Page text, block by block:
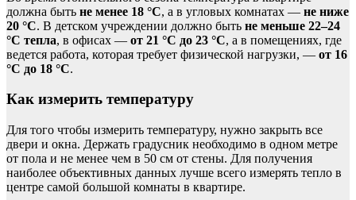
должна быть не менее 18 °С, а в угловых комнатах — не ниже
20 °С. В детском учреждении должно быть не меньше 22–24
°С тепла, в офисах — от 21 °С до 23 °С, а в помещениях, где
ведется работа, которая требует физической нагрузки, — от 16
°С до 18 °С.
Как измерить температуру
Для того чтобы измерить температуру, нужно закрыть все
двери и окна. Держать градусник необходимо в одном метре
от пола и не менее чем в 50 см от стены. Для получения
наиболее объективных данных лучше всего измерять тепло в
центре самой большой комнаты в квартире.